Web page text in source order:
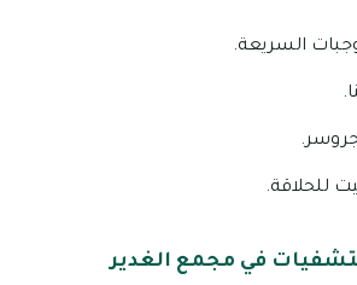
السريعة.
جروسر.
للحلاقة.
في مجمع الغدير